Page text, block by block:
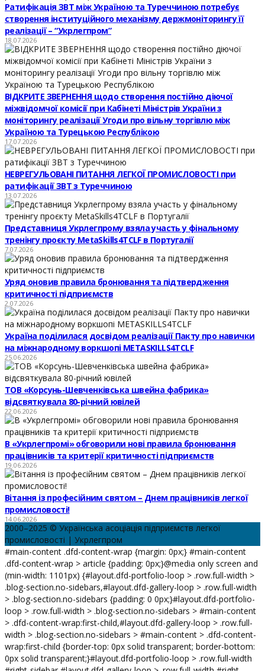
Ратифікація ЗВТ між Україною та Туреччиною потребує
створення інституційного механізму держмоніторингу її
реалізації – “Укрлегпром”
18.07.2026
ВІДКРИТЕ ЗВЕРНЕННЯ щодо створення постійно діючої
міжвідомчої комісії при Кабінеті Міністрів України з
моніторингу реалізації Угоди про вільну торгівлю між
Україною та Турецькою Республікою
17.07.2026
НЕВРЕГУЛЬОВАНІ ПИТАННЯ ЛЕГКОЇ ПРОМИСЛОВОСТІ при
ратифікації ЗВТ з Туреччиною
13.07.2026
Представниця Укрлегпрому взяла участь у фінальному
тренінгу проєкту MetaSkills4TCLF в Португалії
7.07.2026
Уряд оновив правила бронювання та підтвердження
критичності підприємств
2.07.2026
Україна поділилася досвідом реалізації Пакту про навички
на міжнародному воркшопі METASKILLS4TCLF
25.06.2026
ТОВ «Корсунь-Шевченківська швейна фабрика»
відсвяткувала 80-річний ювілей
22.06.2026
В «Укрлегпромі» обговорили нові правила бронювання
працівників та критерії критичності підприємств
19.06.2026
Вітання із професійним святом – Днем працівників легкої
промисловості!
14.06.2026
2000–2025 © Українська асоціація підприємств легкої
промисловості | Укрлегпром
#main-content .dfd-content-wrap {margin: 0px;} #main-content
.dfd-content-wrap > article {padding: 0px;}@media only screen and
(min-width: 1101px) {#layout.dfd-portfolio-loop > .row.full-width >
.blog-section.no-sidebars,#layout.dfd-gallery-loop > .row.full-width
> .blog-section.no-sidebars {padding: 0 0px;}#layout.dfd-portfolio-
loop > .row.full-width > .blog-section.no-sidebars > #main-content
> .dfd-content-wrap:first-child,#layout.dfd-gallery-loop > .row.full-
width > .blog-section.no-sidebars > #main-content > .dfd-content-
wrap:first-child {border-top: 0px solid transparent; border-bottom:
0px solid transparent;}#layout.dfd-portfolio-loop > .row.full-width